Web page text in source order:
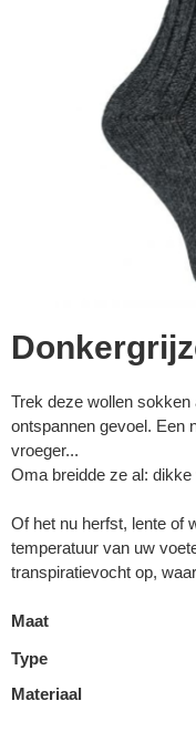
Trek deze wollen
ontspannen gevoel. Een
vroeger...
Oma breidde ze al:
Of het nu herfst, lente of
temperatuur van uw
transpiratievocht op,
Maat
Type
Materiaal